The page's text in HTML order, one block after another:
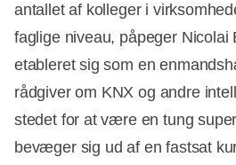
antallet af kolleger i
faglige niveau, påpeger Nicolai
etableret sig som en
rådgiver om KNX og andre
stedet for at være en tung
bevæger sig ud af en fastsat